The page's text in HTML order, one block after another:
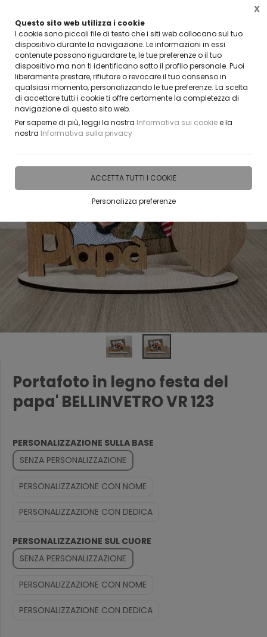
Questo sito web utilizza i cookie
I cookie sono piccoli file di testo che i siti web collocano sul tuo
dispositivo durante la navigazione. Le informazioni in essi
contenute possono riguardare te, le tue preferenze o il tuo
dispositivo ma non ti identificano sotto il profilo personale. Puoi
liberamente prestare, rifiutare o revocare il tuo consenso in
qualsiasi momento, personalizzando le tue preferenze. La scelta
di accettare tutti i cookie ti offre certamente la completezza di
navigazione di questo sito web.
Per saperne di più, leggi la nostra Informativa sui cookiee la
nostra Informativa sulla privacy
ACCETTA TUTTI I COOKIE
Personalizza preferenze
X
CLICCA E SCOPRI I COUPON ATTIVI
Home IDEE E REGALI PERSONALIZZABILI ACCESSORI E GADGET PER LA CASA
Portafoto in legno festa del
papa' BELLINVETRO VR 123
PERSONALIZZAZIONE SULLA BASE
SENZA PERSONALIZZAZIONE
PERSONALIZZAZIONE CON NOME
PERSONALIZZAZIONE CON DEDICA
PERSONALIZZAZIONE SUL CUORE
SENZA PERSONALIZZAZIONE
PERSONALIZZAZIONE CON NOME
PERSONALIZZAZIONE CON DEDICA